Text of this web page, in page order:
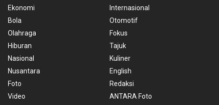
Ekonomi
Bola
Olahraga
Hiburan
Nasional
Nusantara
Foto
Video
Internasional
Otomotif
Fokus
Tajuk
Kuliner
English
Redaksi
ANTARA Foto